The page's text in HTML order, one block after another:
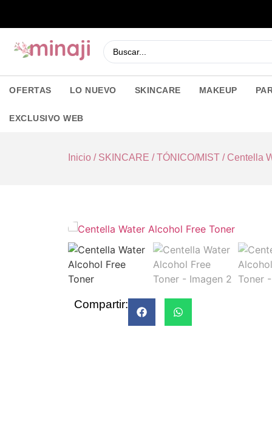
OFERTAS LO NUEVO SKINCARE MAKEUP
EXCLUSIVO WEB
Inicio / SKINCARE /TÓNICO/MIST / Centella
Compartir: